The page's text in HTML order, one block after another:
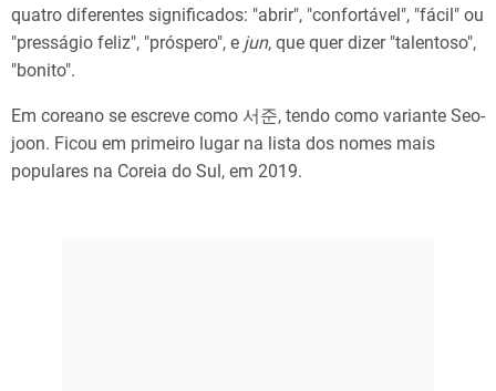
quatro diferentes significados: "abrir", "confortável", "fácil" ou
"presságio feliz", "próspero", e jun, que quer dizer "talentoso",
"bonito".
Em coreano se escreve como 서준, tendo como variante Seo-
joon. Ficou em primeiro lugar na lista dos nomes mais
populares na Coreia do Sul, em 2019.